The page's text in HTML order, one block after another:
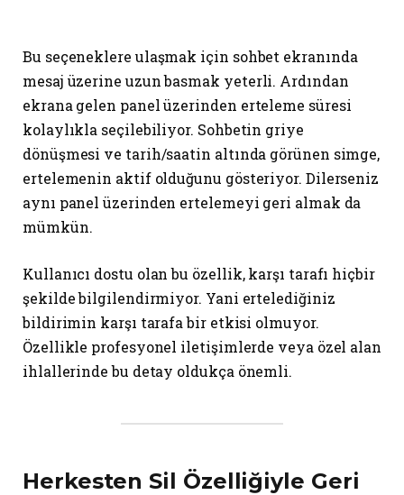
Bu seçeneklere ulaşmak için sohbet ekranında
mesaj üzerine uzun basmak yeterli. Ardından
ekrana gelen panel üzerinden erteleme süresi
kolaylıkla seçilebiliyor. Sohbetin griye
dönüşmesi ve tarih/saatin altında görünen simge,
ertelemenin aktif olduğunu gösteriyor. Dilerseniz
aynı panel üzerinden ertelemeyi geri almak da
mümkün.
Kullanıcı dostu olan bu özellik, karşı tarafı hiçbir
şekilde bilgilendirmiyor. Yani ertelediğiniz
bildirimin karşı tarafa bir etkisi olmuyor.
Özellikle profesyonel iletişimlerde veya özel alan
ihlallerinde bu detay oldukça önemli.
Herkesten Sil Özelliğiyle Geri